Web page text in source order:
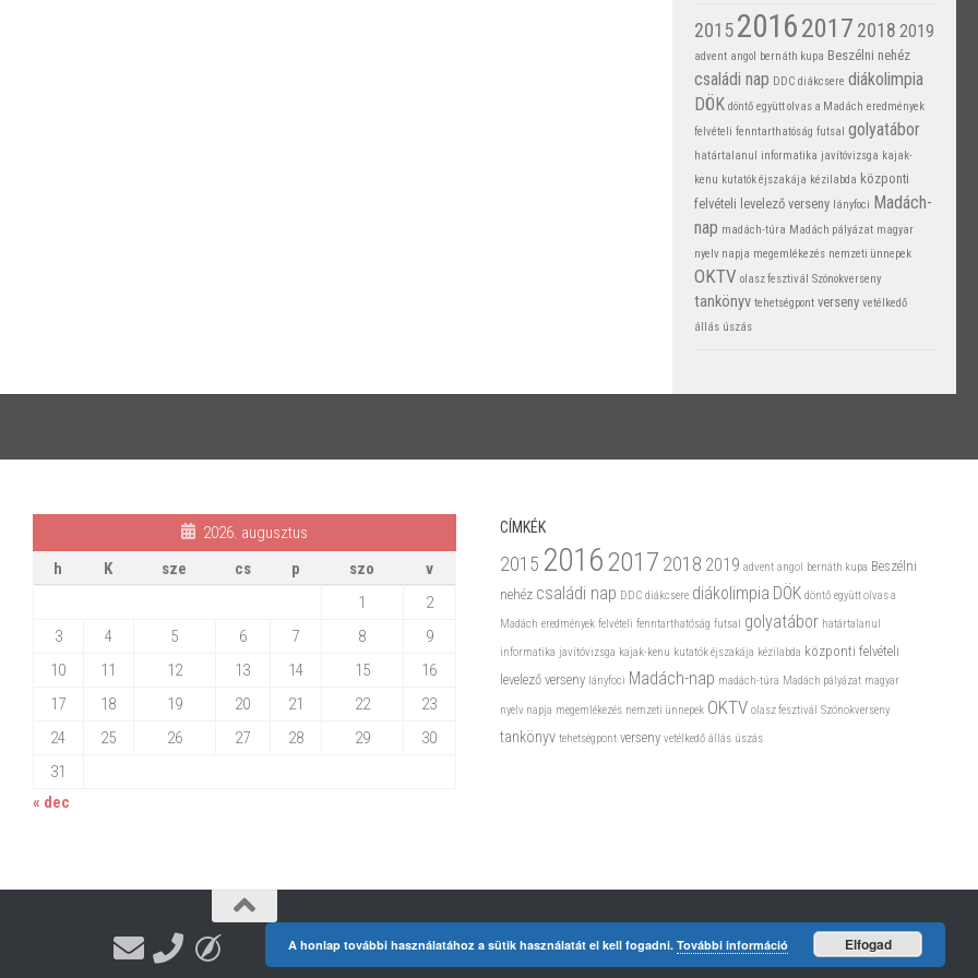
201520162017 2018 2019
advent angol bernáth kupa Beszélni nehéz
családi nap DDC diákcsere diákolimpia
DÖK döntő együtt olvas a Madách eredmények
felvételi fenntarthatóság futsal golyatábor
határtalanul informatika javítóvizsga kajak-
kenu kutatók éjszakája kézilabda központi
felvételi levelező verseny lányfoci Madách-
nap madách-túra Madách pályázat magyar
nyelv napja megemlékezés nemzeti ünnepek
OKTV olasz fesztivál Szónokverseny
tankönyv tehetségpont verseny vetélkedő
állás úszás
2026. augusztus
h
K sze cs p szo
v
1
2
3
4 5 6 7 8
9
10
11 12 13 14 15
16
17
18 19 20 21 22
23
24
25 26 27 28 29
30
31
« dec
CÍMKÉK
2015 20162017 2018 2019 advent angol bernáth kupa Beszélni
nehéz családi nap DDC diákcsere diákolimpia DÖK döntő együtt olvas a
Madách eredmények felvételi fenntarthatóság futsal golyatábor határtalanul
informatika javítóvizsga kajak-kenu kutatók éjszakája kézilabda központi felvételi
levelező verseny lányfoci Madách-nap madách-túra Madách pályázat magyar
nyelv napja megemlékezés nemzeti ünnepek OKTV olasz fesztivál Szónokverseny
tankönyv tehetségpont verseny vetélkedő állás úszás
A honlap további használatához a sütik használatát el kell fogadni. További információ Elfogad